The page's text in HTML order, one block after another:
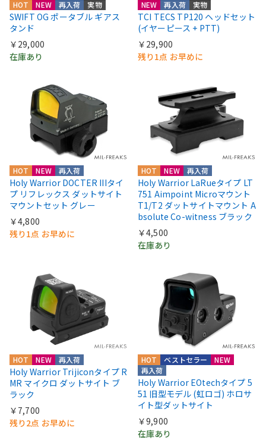
HOT NEW 再入荷 実物
SWIFT OG ポータブル ギアス
タンド
￥29,000
在庫あり
NEW 再入荷 実物
TCI TECS TP120 ヘッドセット
(イヤーピース + PTT)
￥29,900
残り1点 お早めに
HOT NEW 再入荷
Holy Warrior DOCTER IIIタイ
プ リフレックス ダットサイト
マウントセット グレー
￥4,800
残り1点 お早めに
HOT NEW 再入荷
Holy Warrior LaRueタイプ LT
751 Aimpoint Microマウント
T1/T2 ダットサイトマウント A
bsolute Co-witness ブラック
￥4,500
在庫あり
HOT NEW 再入荷
Holy Warrior Trijiconタイプ R
MR マイクロ ダットサイト ブ
ラック
￥7,700
残り2点 お早めに
HOT
NEW
再入荷
ベストセラー
Holy Warrior EOtechタイプ 5
51 旧型モデル (虹ロゴ) ホロサ
イト型ダットサイト
￥9,900
在庫あり